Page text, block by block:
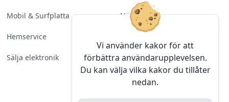
Vi använder kakor för att
förbättra användarupplevelsen.
Du kan välja vilka kakor du tillåter
nedan.
Mobil & Surfplatta
Hemservice
Sälja elektronik
Nätverk
Programvara
Server & Backup